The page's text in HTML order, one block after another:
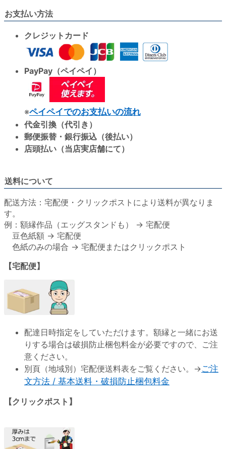
お支払い方法
クレジットカード
PayPay（ペイペイ）
※ペイペイでのお支払いの流れ
代金引換（代引き）
郵便振替・銀行振込（後払い）
店頭払い（当店実店舗にて）
送料について
配送方法：宅配便・クリックポストにより送料が異なりま
す。
例：額縁作品（エッグスタンドも） → 宅配便
豆色紙額 → 宅配便
色紙のみの場合 → 宅配便またはクリックポスト
【宅配便】
配達日時指定をしていただけます。額縁と一緒にお送
りする場合は破損防止梱包料金が必要ですので、ご注
意ください。
別頁（地域別）宅配便送料表をご覧ください。→ご注
文方法 / 基本送料・破損防止梱包料金
【クリックポスト】